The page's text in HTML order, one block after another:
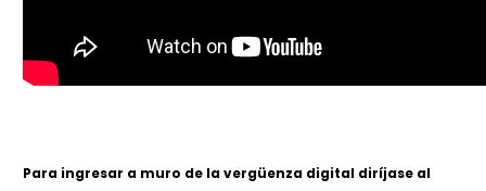
Para ingresar a muro de la vergüenza digital diríjase al